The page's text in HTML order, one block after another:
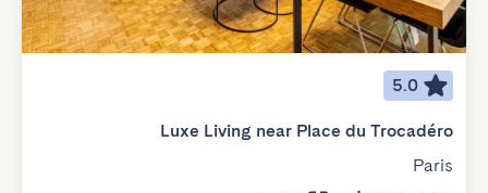
5.0
Luxe Living near Place du Trocadéro
Paris